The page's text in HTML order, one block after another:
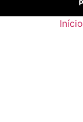
Início